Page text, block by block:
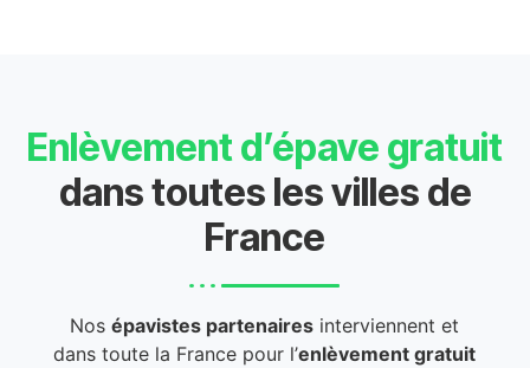
Enlèvement d’épave gratuit
dans toutes les villes de
France
Nosépavistes partenaires interviennent et
dans toute la France pour l’enlèvement gratuit